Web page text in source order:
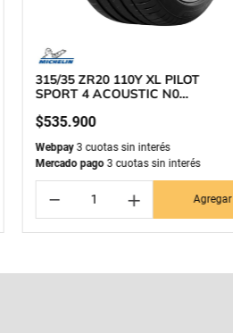
315/35 ZR20 110Y XL PILOT
SPORT 4 ACOUSTIC N0
$535.900
Webpay3 cuotas sin interés
Mercado pago3 cuotas sin interés
＋
－ Agregar